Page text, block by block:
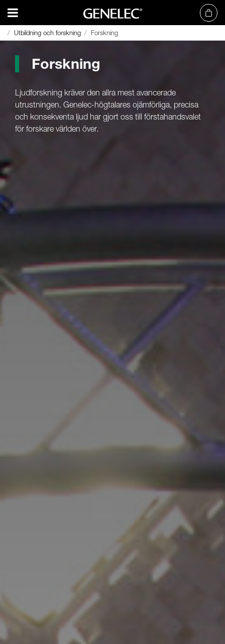
Utbildning och forskning Forskning
Utbildning och forskning Forskning
Forskning
Ljudforskning kräver den allra mest avancerade
utrustningen. Genelec-högtalares ojämförliga, precisa
och konsekventa ljud har gjort oss till förstahandsvalet
för forskare världen över.